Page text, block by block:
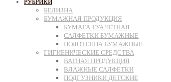
РУБРИКИ
БЕЛИЗНА
БУМАЖНАЯ ПРОДУКЦИЯ
БУМАГА ТУАЛЕТНАЯ
САЛФЕТКИ БУМАЖНЫЕ
ПОЛОТЕНЦА БУМАЖНЫЕ
ГИГИЕНИЧЕСКИЕ СРЕДСТВА
ВАТНАЯ ПРОДУКЦИЯ
ВЛАЖНЫЕ САЛФЕТКИ
ПОДГУЗНИКИ ДЕТСКИЕ